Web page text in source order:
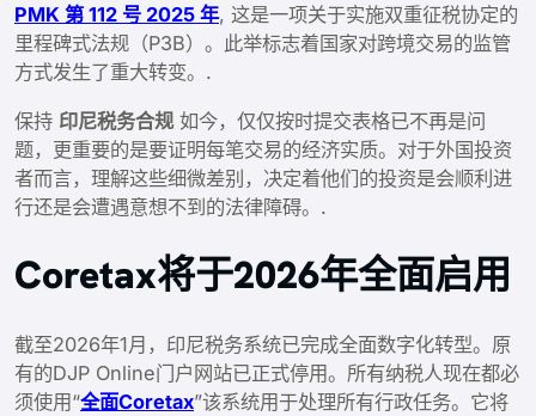
PMK 第 112 号 2025 年, 这是一项关于实施双重征税协定的
里程碑式法规（P3B）。此举标志着国家对跨境交易的监管
方式发生了重大转变。.
保持 印尼税务合规如今，仅仅按时提交表格已不再是问
题，更重要的是要证明每笔交易的经济实质。对于外国投资
者而言，理解这些细微差别，决定着他们的投资是会顺利进
行还是会遭遇意想不到的法律障碍。.
Coretax将于2026年全面启用
截至2026年1月，印尼税务系统已完成全面数字化转型。原
有的DJP Online门户网站已正式停用。所有纳税人现在都必
须使用“全面Coretax”该系统用于处理所有行政任务。它将